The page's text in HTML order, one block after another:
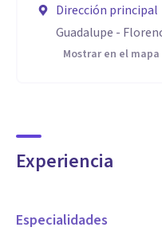
Dirección principal
Guadalupe -
Mostrar en el mapa
Experiencia
Especialidades